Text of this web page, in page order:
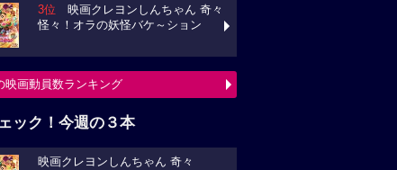
3位 映画クレヨンしんちゃん 奇々
怪々！オラの妖怪バケ～ション
映画動員数ランキング
ック！今週の３本
映画クレヨンしんちゃん 奇々